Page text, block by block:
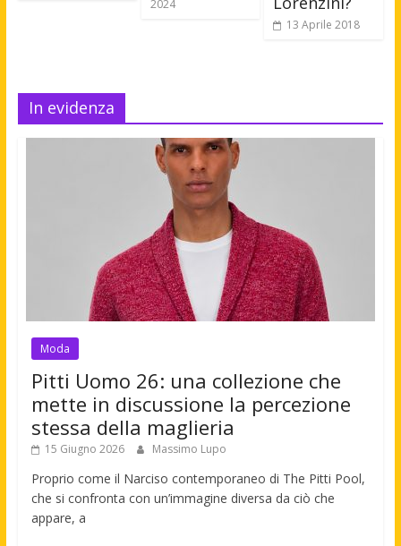
2024
13 Aprile 2018
In evidenza
Moda
Pitti Uomo 26: una collezione che
mette in discussione la percezione
stessa della maglieria
15 Giugno 2026 Massimo Lupo
Proprio come il Narciso contemporaneo di The Pitti Pool,
che si confronta con un’immagine diversa da ciò che
appare, a